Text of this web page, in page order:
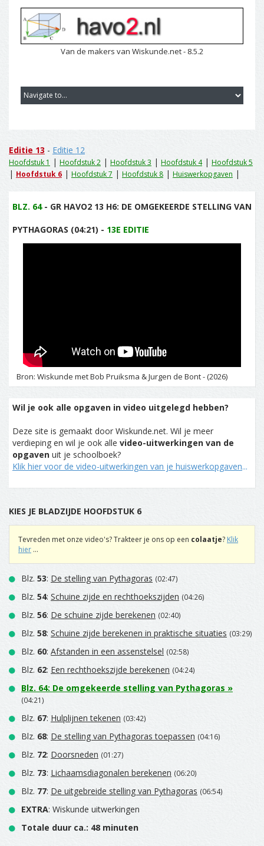
Van de makers van Wiskunde.net - 8.5.2
Editie 13 - Editie 12
Hoofdstuk 1 | Hoofdstuk 2 | Hoofdstuk 3 | Hoofdstuk 4| Hoofdstuk 5
| Hoofdstuk 6 | Hoofdstuk 7 | Hoofdstuk 8 | Huiswerkopgaven |
BLZ. 64- GR HAVO2 13 H6: DE OMGEKEERDE STELLING VAN
PYTHAGORAS (04:21) - 13E EDITIE
Bron: Wiskunde met Bob Pruiksma & Jurgen de Bont - (2026)
Wil je ook alle opgaven in video uitgelegd hebben?
Deze site is gemaakt door Wiskunde.net. Wil je meer
verdieping en wil je ook alle video-uitwerkingen van de
opgaven uit je schoolboek?
Klik hier voor de video-uitwerkingen van je huiswerkopgaven...
KIES JE BLADZIJDE HOOFDSTUK 6
Tevreden met onze video's? Trakteer je ons op een colaatje? Klik
hier ...
Blz. 53: De stelling van Pythagoras (02:47)
Blz. 54: Schuine zijde en rechthoekszijden (04:26)
Blz. 56: De schuine zijde berekenen (02:40)
Blz. 58: Schuine zijde berekenen in praktische situaties (03:29)
Blz. 60: Afstanden in een assenstelsel (02:58)
Blz. 62: Een rechthoekszijde berekenen (04:24)
Blz. 64: De omgekeerde stelling van Pythagoras »
(04:21)
Blz. 67: Hulplijnen tekenen (03:42)
Blz. 68: De stelling van Pythagoras toepassen (04:16)
Blz. 72: Doorsneden (01:27)
Blz. 73: Lichaamsdiagonalen berekenen (06:20)
Blz. 77: De uitgebreide stelling van Pythagoras (06:54)
EXTRA: Wiskunde uitwerkingen
Totale duur ca.: 48 minuten